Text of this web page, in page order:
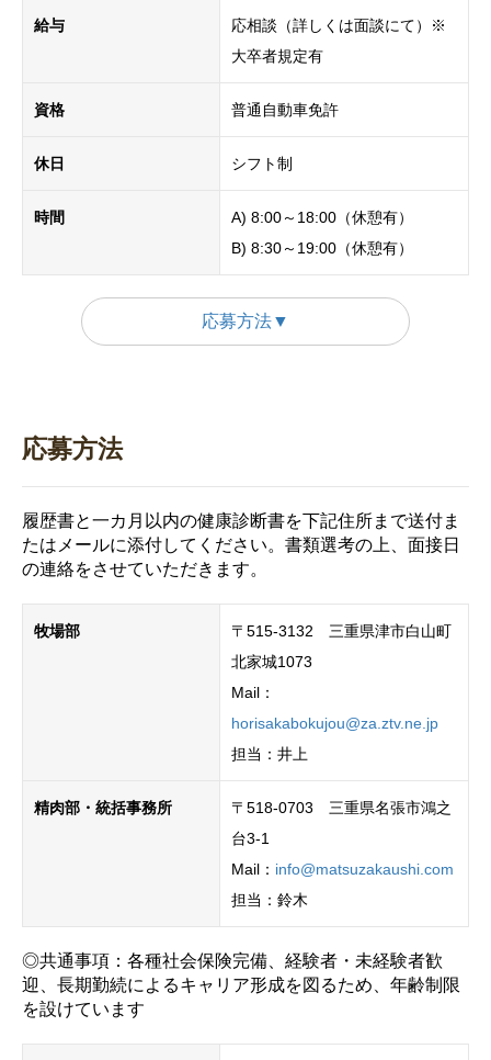
給与
応相談（詳しくは面談にて）※
大卒者規定有
資格 普通自動車免許
休日 シフト制
時間
A) 8:00～18:00（休憩有）
B) 8:30～19:00（休憩有）
応募方法▼
応募方法
履歴書と一カ月以内の健康診断書を下記住所まで送付ま
たはメールに添付してください。書類選考の上、面接日
の連絡をさせていただきます。
牧場部
〒515-3132 三重県津市白山町
北家城1073
Mail：
horisakabokujou@za.ztv.ne.jp
担当：井上
精肉部・統括事務所
〒518-0703 三重県名張市鴻之
台3-1
Mail： info@matsuzakaushi.com
担当：鈴木
◎共通事項：各種社会保険完備、経験者・未経験者歓
迎、長期勤続によるキャリア形成を図るため、年齢制限
を設けています